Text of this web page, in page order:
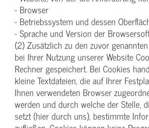
- Browser
- Betriebssystem und dessen
- Sprache und Version der
(2) Zusätzlich zu den zuvor
bei Ihrer Nutzung unserer Website
Rechner gespeichert. Bei Cookies
kleine Textdateien, die auf Ihrer
Ihnen verwendeten Browser
werden und durch welche der Stelle,
setzt (hier durch uns), bestimmte